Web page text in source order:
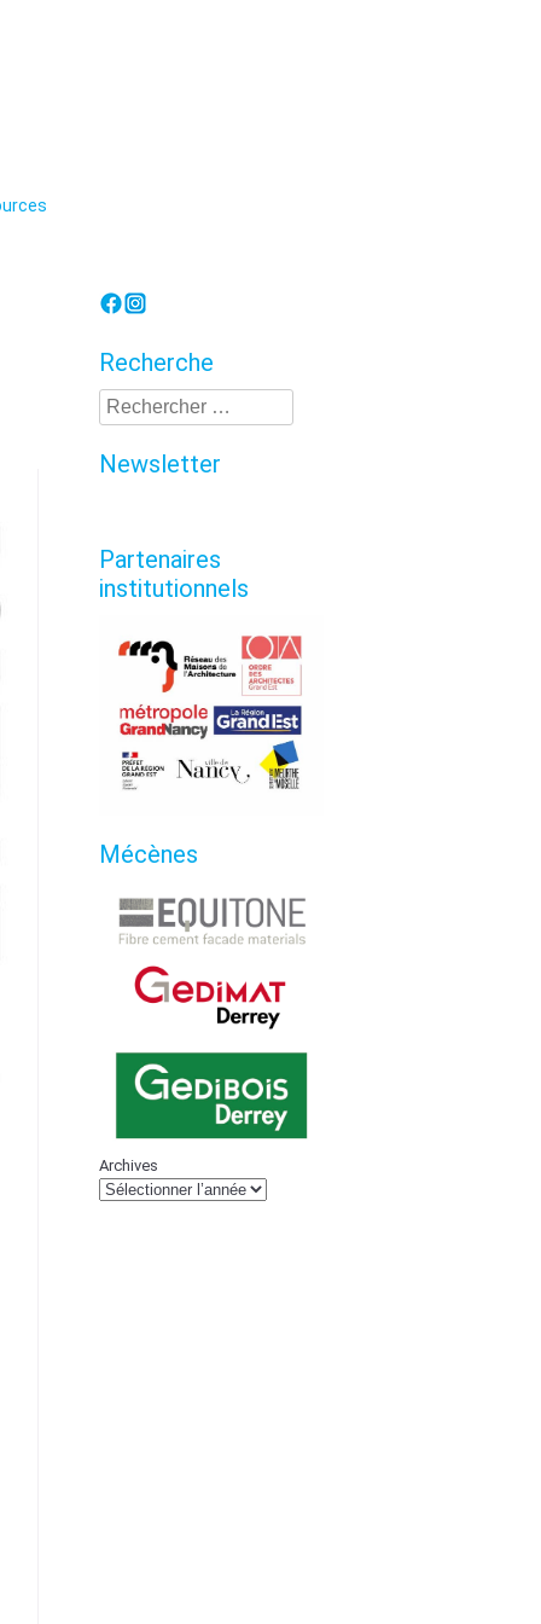
Recherche
Recherche
Newsletter
Partenaires
institutionnels
Mécènes
Archives